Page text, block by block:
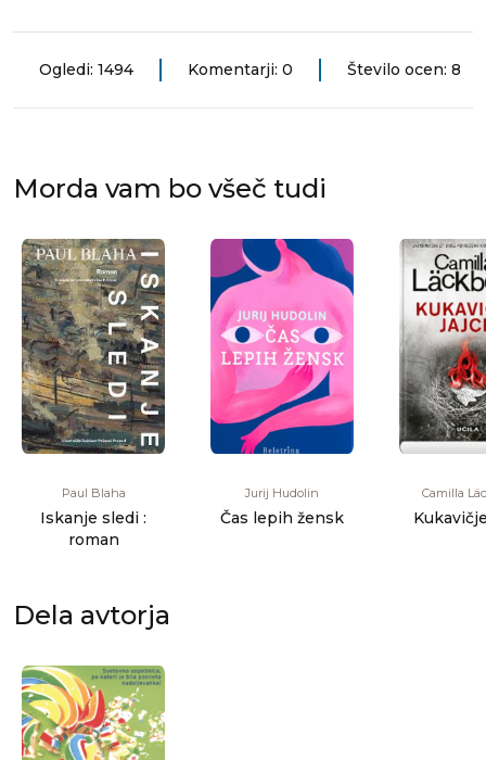
Ogledi: 1494 Komentarji: 0 Število ocen: 8
Morda vam bo všeč tudi
Paul Blaha
Iskanje sledi :
roman
Jurij Hudolin
Čas lepih žensk
Camilla
Dela avtorja